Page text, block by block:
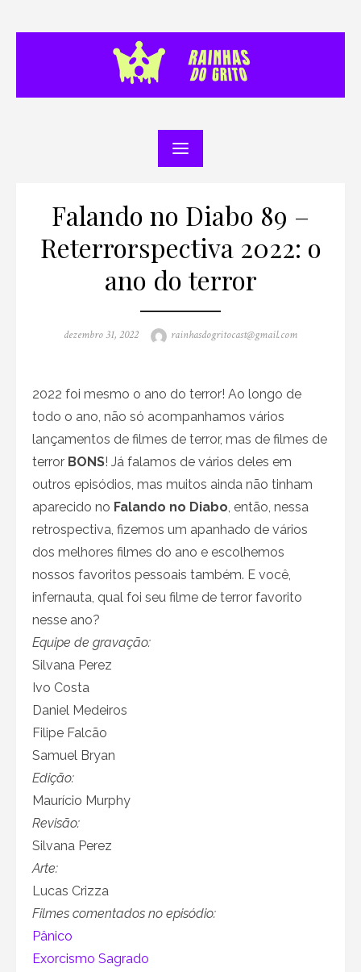
Falando no Diabo 89 –
Reterrorspectiva 2022: o
ano do terror
Posted
dezembro 31, 2022 Author
rainhasdogritocast@gmail.com
2022 foi mesmo o ano do terror! Ao longo de
todo o ano, não só acompanhamos vários
lançamentos de filmes de terror, mas de filmes de
terror BONS! Já falamos de vários deles em
outros episódios, mas muitos ainda não tinham
aparecido no Falando no Diabo , então, nessa
retrospectiva, fizemos um apanhado de vários
dos melhores filmes do ano e escolhemos
nossos favoritos pessoais também. E você,
infernauta, qual foi seu filme de terror favorito
nesse ano?
Equipe de gravação:
Silvana Perez
Ivo Costa
Daniel Medeiros
Filipe Falcão
Samuel Bryan
Edição:
Maurício Murphy
Revisão:
Silvana Perez
Arte:
Lucas Crizza
Filmes comentados no episódio:
Pânico
Exorcismo Sagrado